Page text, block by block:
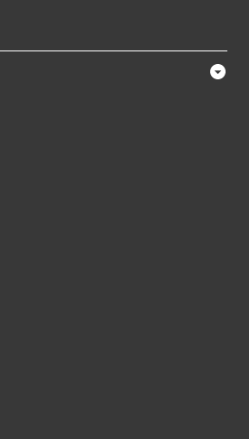
アの案件が多い業界
アの平均稼働日数
年収中央値・年収平均値
万円